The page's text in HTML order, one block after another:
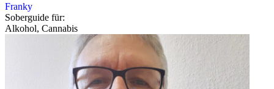
Franky
Soberguide für:
Alkohol, Cannabis